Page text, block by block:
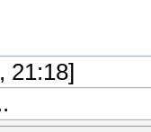
21:18]